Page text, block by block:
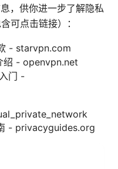
，供你进一步了解隐私
可点击链接）：
- starvpn.com
绍 - openvpn.net
门 -
- privacyguides.org